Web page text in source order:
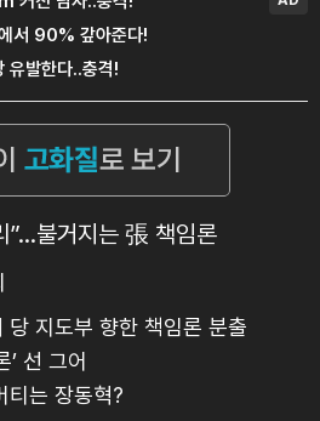
”…불거지는 張 책임론
지도부 향한 책임론 분출
’ 선 그어
티는 장동혁?